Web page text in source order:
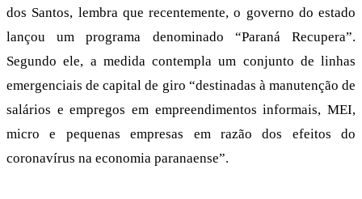
dos Santos, lembra que recentemente, o governo do estado
lançou um programa denominado “Paraná Recupera”.
Segundo ele, a medida contempla um conjunto de linhas
emergenciais de capital de giro “destinadas à manutenção de
salários e empregos em empreendimentos informais, MEI,
micro e pequenas empresas em razão dos efeitos do
coronavírus na economia paranaense”.